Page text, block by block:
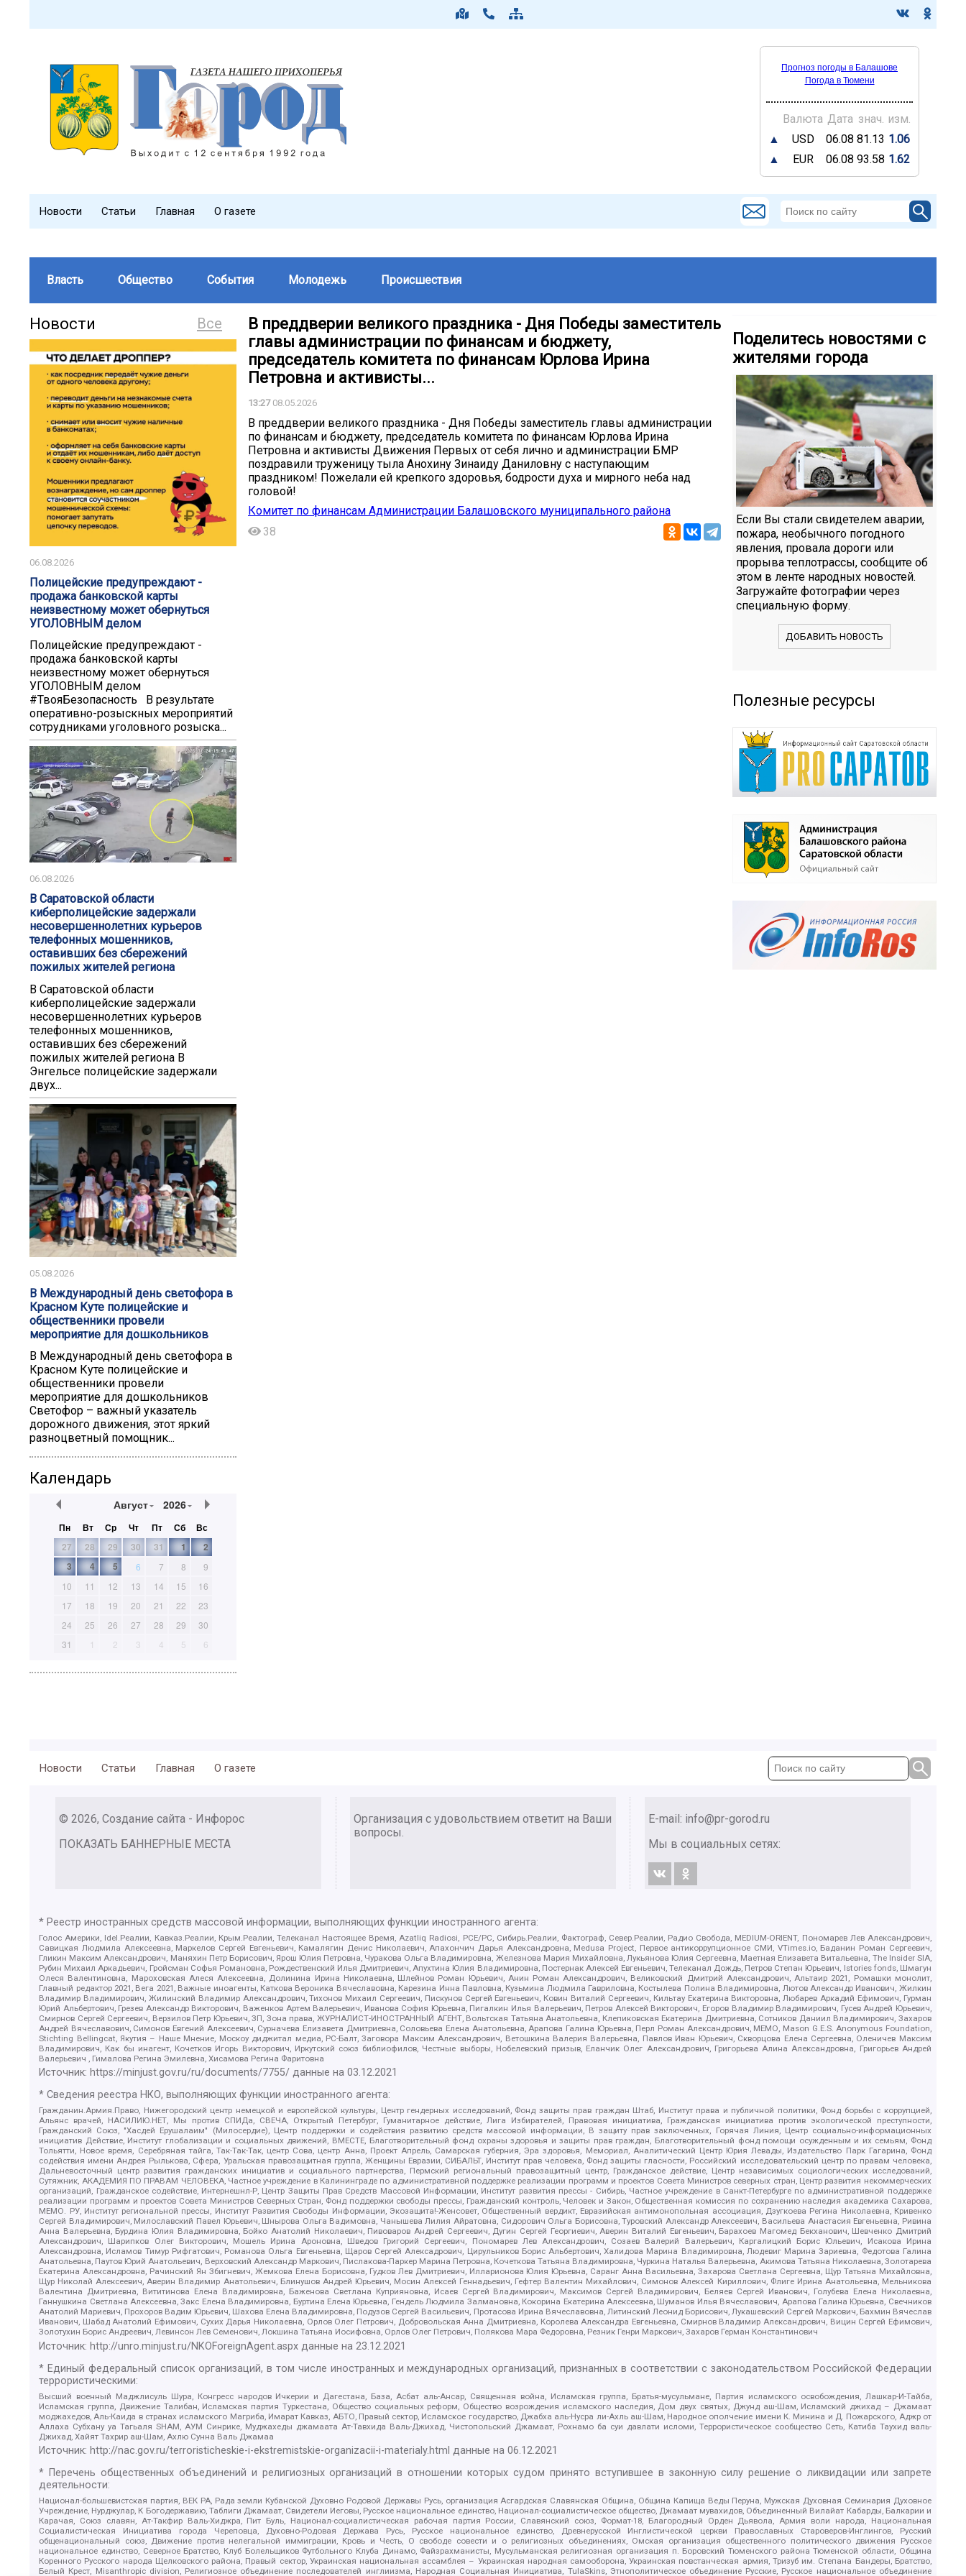
Прогноз погоды в Балашове
Погода в Тюмени
Валюта Дата знач. изм.
▲
USD 06.08 81.13 1.06
▲
EUR 06.08 93.58 1.62
Новости Статьи Главная О газете
Власть Общество События Молодежь Происшествия
Все
Новости
06.08.2026
️️Полицейские предупреждают -
продажа банковской карты
неизвестному может обернуться
УГОЛОВНЫМ делом️
️️Полицейские предупреждают -
продажа банковской карты
неизвестному может обернуться
УГОЛОВНЫМ делом️
#ТвояБезопасность В результате
оперативно-розыскных мероприятий
сотрудниками уголовного розыска...
06.08.2026
В Саратовской области
киберполицейские задержали
несовершеннолетних курьеров
телефонных мошенников,
оставивших без сбережений
пожилых жителей региона
В Саратовской области
киберполицейские задержали
несовершеннолетних курьеров
телефонных мошенников,
оставивших без сбережений
пожилых жителей региона В
Энгельсе полицейские задержали
двух...
05.08.2026
В Международный день светофора в
Красном Куте полицейские и
общественники провели
мероприятие для дошкольников
В Международный день светофора в
Красном Куте полицейские и
общественники провели
мероприятие для дошкольников
Светофор – важный указатель
дорожного движения, этот яркий
разноцветный помощник...
Календарь
Август 2026
Пн Вт Ср Чт Пт Сб
Вс
27
28 29 30 31 1
2
3
4 5 6 7 8
9
10
11 12 13 14 15
16
17
18 19 20 21 22
23
24
25 26 27 28 29
30
31
1 2 3 4 5 6
В преддверии великого праздника - Дня Победы заместитель
главы администрации по финансам и бюджету,
председатель комитета по финансам Юрлова Ирина
Петровна и активисты...
13:2708.05.2026
В преддверии великого праздника - Дня Победы заместитель главы администрации
по финансам и бюджету, председатель комитета по финансам Юрлова Ирина
Петровна и активисты Движения Первых от себя лично и администрации БМР
поздравили труженицу тыла Анохину Зинаиду Даниловну с наступающим
праздником! Пожелали ей крепкого здоровья, бодрости духа и мирного неба над
головой!
Комитет по финансам Администрации Балашовского муниципального района
38
Поделитесь новостями с
жителями города
Если Вы стали свидетелем аварии,
пожара, необычного погодного
явления, провала дороги или
прорыва теплотрассы, сообщите об
этом в ленте народных новостей.
Загружайте фотографии через
специальную форму.
ДОБАВИТЬ НОВОСТЬ
Полезные ресурсы
Новости Статьи Главная О газете
© 2026, Создание сайта - Инфорос
ПОКАЗАТЬ БАННЕРНЫЕ МЕСТА
Организация с удовольствием ответит на Ваши
вопросы.
E-mail: info@pr-gorod.ru
Мы в социальных сетях:
* Реестр иностранных средств массовой информации, выполняющих функции иностранного агента:
Голос Америки, Idel.Реалии, Кавказ.Реалии, Крым.Реалии, Телеканал Настоящее Время, Azatliq Radiosi, PCE/PC, Сибирь.Реалии, Фактограф, Север.Реалии, Радио Свобода, MEDIUM-ORIENT, Пономарев Лев Александрович,
Савицкая Людмила Алексеевна, Маркелов Сергей Евгеньевич, Камалягин Денис Николаевич, Апахончич Дарья Александровна, Medusa Project, Первое антикоррупционное СМИ, VTimes.io, Баданин Роман Сергеевич,
Гликин Максим Александрович, Маняхин Петр Борисович, Ярош Юлия Петровна, Чуракова Ольга Владимировна, Железнова Мария Михайловна, Лукьянова Юлия Сергеевна, Маетная Елизавета Витальевна, The Insider SIA,
Рубин Михаил Аркадьевич, Гройсман Софья Романовна, Рождественский Илья Дмитриевич, Апухтина Юлия Владимировна, Постернак Алексей Евгеньевич, Телеканал Дождь, Петров Степан Юрьевич, Istories fonds, Шмагун
Олеся Валентиновна, Мароховская Алеся Алексеевна, Долинина Ирина Николаевна, Шлейнов Роман Юрьевич, Анин Роман Александрович, Великовский Дмитрий Александрович, Альтаир 2021, Ромашки монолит,
Главный редактор 2021, Вега 2021, Важные иноагенты, Каткова Вероника Вячеславовна, Карезина Инна Павловна, Кузьмина Людмила Гавриловна, Костылева Полина Владимировна, Лютов Александр Иванович, Жилкин
Владимир Владимирович, Жилинский Владимир Александрович, Тихонов Михаил Сергеевич, Пискунов Сергей Евгеньевич, Ковин Виталий Сергеевич, Кильтау Екатерина Викторовна, Любарев Аркадий Ефимович, Гурман
Юрий Альбертович, Грезев Александр Викторович, Важенков Артем Валерьевич, Иванова София Юрьевна, Пигалкин Илья Валерьевич, Петров Алексей Викторович, Егоров Владимир Владимирович, Гусев Андрей Юрьевич,
Смирнов Сергей Сергеевич, Верзилов Петр Юрьевич, ЗП, Зона права, ЖУРНАЛИСТ-ИНОСТРАННЫЙ АГЕНТ, Вольтская Татьяна Анатольевна, Клепиковская Екатерина Дмитриевна, Сотников Даниил Владимирович, Захаров
Андрей Вячеславович, Симонов Евгений Алексеевич, Сурначева Елизавета Дмитриевна, Соловьева Елена Анатольевна, Арапова Галина Юрьевна, Перл Роман Александрович, МЕМО, Mason G.E.S. Anonymous Foundation,
Stichting Bellingcat, Якутия – Наше Мнение, Москоу диджитал медиа, РС-Балт, Заговора Максим Александрович, Ветошкина Валерия Валерьевна, Павлов Иван Юрьевич, Скворцова Елена Сергеевна, Оленичев Максим
Владимирович, Как бы инагент, Кочетков Игорь Викторович, Иркутский союз библиофилов, Честные выборы, Нобелевский призыв, Еланчик Олег Александрович, Григорьева Алина Александровна, Григорьев Андрей
Валерьевич , Гималова Регина Эмилевна, Хисамова Регина Фаритовна
Источник: https://minjust.gov.ru/ru/documents/7755/ данные на03.12.2021
* Сведения реестра НКО, выполняющих функции иностранного агента:
Гражданин.Армия.Право, Нижегородский центр немецкой и европейской культуры, Центр гендерных исследований, Фонд защиты прав граждан Штаб, Институт права и публичной политики, Фонд борьбы с коррупцией,
Альянс врачей, НАСИЛИЮ.НЕТ, Мы против СПИДа, СВЕЧА, Открытый Петербург, Гуманитарное действие, Лига Избирателей, Правовая инициатива, Гражданская инициатива против экологической преступности,
Гражданский Союз, "Хасдей Ерушалаим" (Милосердие), Центр поддержки и содействия развитию средств массовой информации, В защиту прав заключенных, Горячая Линия, Центр социально-информационных
инициатив Действие, Институт глобализации и социальных движений, ВМЕСТЕ, Благотворительный фонд охраны здоровья и защиты прав граждан, Благотворительный фонд помощи осужденным и их семьям, Фонд
Тольятти, Новое время, Серебряная тайга, Так-Так-Так, центр Сова, центр Анна, Проект Апрель, Самарская губерния, Эра здоровья, Мемориал, Аналитический Центр Юрия Левады, Издательство Парк Гагарина, Фонд
содействия имени Андрея Рылькова, Сфера, Уральская правозащитная группа, Женщины Евразии, СИБАЛЬТ, Институт прав человека, Фонд защиты гласности, Российский исследовательский центр по правам человека,
Дальневосточный центр развития гражданских инициатив и социального партнерства, Пермский региональный правозащитный центр, Гражданское действие, Центр независимых социологических исследований,
Сутяжник, АКАДЕМИЯ ПО ПРАВАМ ЧЕЛОВЕКА, Частное учреждение в Калининграде по административной поддержке реализации программ и проектов Совета Министров северных стран, Центр развития некоммерческих
организаций, Гражданское содействие, Интернешнл-Р, Центр Защиты Прав Средств Массовой Информации, Институт развития прессы - Сибирь, Частное учреждение в Санкт-Петербурге по административной поддержке
реализации программ и проектов Совета Министров Северных Стран, Фонд поддержки свободы прессы, Гражданский контроль, Человек и Закон, Общественная комиссия по сохранению наследия академика Сахарова,
МЕМО. РУ, Институт региональной прессы, Институт Развития Свободы Информации, Экозащита!-Женсовет, Общественный вердикт, Евразийская антимонопольная ассоциация, Дзугкоева Регина Николаевна, Кривенко
Сергей Владимирович, Милославский Павел Юрьевич, Шнырова Ольга Вадимовна, Чанышева Лилия Айратовна, Сидорович Ольга Борисовна, Туровский Александр Алексеевич, Васильева Анастасия Евгеньевна, Ривина
Анна Валерьевна, Бурдина Юлия Владимировна, Бойко Анатолий Николаевич, Пивоваров Андрей Сергеевич, Дугин Сергей Георгиевич, Аверин Виталий Евгеньевич, Барахоев Магомед Бекханович, Шевченко Дмитрий
Александрович, Шарипков Олег Викторович, Мошель Ирина Ароновна, Шведов Григорий Сергеевич, Пономарев Лев Александрович, Созаев Валерий Валерьевич, Каргалицкий Борис Юльевич, Исакова Ирина
Александровна, Исламов Тимур Рифгатович, Романова Ольга Евгеньевна, Щаров Сергей Алексадрович, Цирульников Борис Альбертович, Халидова Марина Владимировна, Людевиг Марина Зариевна, Федотова Галина
Анатольевна, Паутов Юрий Анатольевич, Верховский Александр Маркович, Пислакова-Паркер Марина Петровна, Кочеткова Татьяна Владимировна, Чуркина Наталья Валерьевна, Акимова Татьяна Николаевна, Золотарева
Екатерина Александровна, Рачинский Ян Збигневич, Жемкова Елена Борисовна, Гудков Лев Дмитриевич, Илларионова Юлия Юрьевна, Саранг Анна Васильевна, Захарова Светлана Сергеевна, Щур Татьяна Михайловна,
Щур Николай Алексеевич, Аверин Владимир Анатольевич, Блинушов Андрей Юрьевич, Мосин Алексей Геннадьевич, Гефтер Валентин Михайлович, Симонов Алексей Кириллович, Флиге Ирина Анатольевна, Мельникова
Валентина Дмитриевна, Вититинова Елена Владимировна, Баженова Светлана Куприяновна, Исаев Сергей Владимирович, Максимов Сергей Владимирович, Беляев Сергей Иванович, Голубева Елена Николаевна,
Ганнушкина Светлана Алексеевна, Закс Елена Владимировна, Буртина Елена Юрьевна, Гендель Людмила Залмановна, Кокорина Екатерина Алексеевна, Шуманов Илья Вячеславович, Арапова Галина Юрьевна, Свечников
Анатолий Мариевич, Прохоров Вадим Юрьевич, Шахова Елена Владимировна, Подузов Сергей Васильевич, Протасова Ирина Вячеславовна, Литинский Леонид Борисович, Лукашевский Сергей Маркович, Бахмин Вячеслав
Иванович, Шабад Анатолий Ефимович, Сухих Дарья Николаевна, Орлов Олег Петрович, Добровольская Анна Дмитриевна, Королева Александра Евгеньевна, Смирнов Владимир Александрович, Вицин Сергей Ефимович,
Золотухин Борис Андреевич, Левинсон Лев Семенович, Локшина Татьяна Иосифовна, Орлов Олег Петрович, Полякова Мара Федоровна, Резник Генри Маркович, Захаров Герман Константинович
Источник: http://unro.minjust.ru/NKOForeignAgent.aspx данные на23.12.2021
* Единый федеральный список организаций, в том числе иностранных и международных организаций, признанных в соответствии с законодательством Российской Федерации
террористическими:
Высший военный Маджлисуль Шура, Конгресс народов Ичкерии и Дагестана, База, Асбат аль-Ансар, Священная война, Исламская группа, Братья-мусульмане, Партия исламского освобождения, Лашкар-И-Тайба,
Исламская группа, Движение Талибан, Исламская партия Туркестана, Общество социальных реформ, Общество возрождения исламского наследия, Дом двух святых, Джунд аш-Шам, Исламский джихад – Джамаат
моджахедов, Аль-Каида в странах исламского Магриба, Имарат Кавказ, АБТО, Правый сектор, Исламское государство, Джабха аль-Нусра ли-Ахль аш-Шам, Народное ополчение имени К. Минина и Д. Пожарского, Аджр от
Аллаха Субхану уа Тагьаля SHAM, АУМ Синрике, Муджахеды джамаата Ат-Тавхида Валь-Джихад, Чистопольский Джамаат, Рохнамо ба суи давлати исломи, Террористическое сообщество Сеть, Катиба Таухид валь-
Джихад, Хайят Тахрир аш-Шам, Ахлю Сунна Валь Джамаа
Источник: http://nac.gov.ru/terroristicheskie-i-ekstremistskie-organizacii-i-materialy.html данные на06.12.2021
* Перечень общественных объединений и религиозных организаций в отношении которых судом принято вступившее в законную силу решение о ликвидации или запрете
деятельности:
Национал-большевистская партия, ВЕК РА, Рада земли Кубанской Духовно Родовой Державы Русь, организация Асгардская Славянская Община, Община Капища Веды Перуна, Мужская Духовная Семинария Духовное
Учреждение, Нурджулар, К Богодержавию, Таблиги Джамаат, Свидетели Иеговы, Русское национальное единство, Национал-социалистическое общество, Джамаат мувахидов, Объединенный Вилайат Кабарды, Балкарии и
Карачая, Союз славян, Ат-Такфир Валь-Хиджра, Пит Буль, Национал-социалистическая рабочая партия России, Славянский союз, Формат-18, Благородный Орден Дьявола, Армия воли народа, Национальная
Социалистическая Инициатива города Череповца, Духовно-Родовая Держава Русь, Русское национальное единство, Древнерусской Инглистической церкви Православных Староверов-Инглингов, Русский
общенациональный союз, Движение против нелегальной иммиграции, Кровь и Честь, О свободе совести и о религиозных объединениях, Омская организация общественного политического движения Русское
национальное единство, Северное Братство, Клуб Болельщиков Футбольного Клуба Динамо, Файзрахманисты, Мусульманская религиозная организация п. Боровский Тюменского района Тюменской области, Община
Коренного Русского народа Щелковского района, Правый сектор, Украинская национальная ассамблея – Украинская народная самооборона, Украинская повстанческая армия, Тризуб им. Степана Бандеры, Братство,
Белый Крест, Misanthropic division, Религиозное объединение последователей инглиизма, Народная Социальная Инициатива, TulaSkins, Этнополитическое объединение Русские, Русское национальное объединение